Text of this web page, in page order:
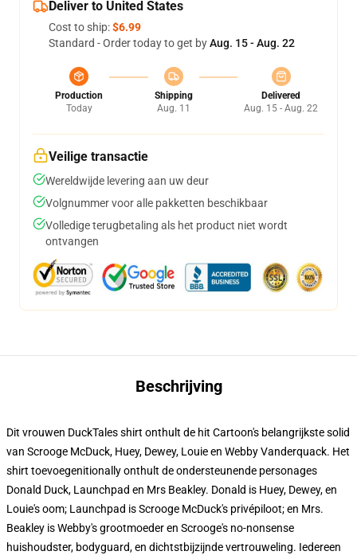
Deliver to United States
Cost to ship:$6.99
Standard - Order today to get byAug. 15 - Aug. 22
Production
Today
Shipping
Aug. 11
Delivered
Aug. 15 - Aug. 22
Veilige transactie
Wereldwijde levering aan uw deur
Volgnummer voor alle pakketten beschikbaar
Volledige terugbetaling als het product niet wordt
ontvangen
Beschrijving
Dit vrouwen DuckTales shirt onthult de hit Cartoon's belangrijkste solid
van Scrooge McDuck, Huey, Dewey, Louie en Webby Vanderquack. Het
shirt toevoegenitionally onthult de ondersteunende personages
Donald Duck, Launchpad en Mrs Beakley. Donald is Huey, Dewey, en
Louie's oom; Launchpad is Scrooge McDuck's privépiloot; en Mrs.
Beakley is Webby's grootmoeder en Scrooge's no-nonsense
huishoudster, bodyguard, en dichtstbijzijnde vertrouweling. Iedereen